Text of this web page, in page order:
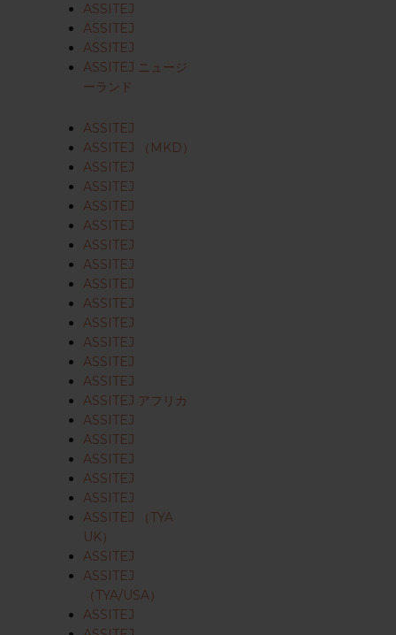
ASSITEJ
ASSITEJ
ASSITEJ
ASSITEJ ニュージ
ーランド
ASSITEJ
ASSITEJ （MKD）
ASSITEJ
ASSITEJ
ASSITEJ
ASSITEJ
ASSITEJ
ASSITEJ
ASSITEJ
ASSITEJ
ASSITEJ
ASSITEJ
ASSITEJ
ASSITEJ
ASSITEJ アフリカ
ASSITEJ
ASSITEJ
ASSITEJ
ASSITEJ
ASSITEJ
ASSITEJ （TYA
UK）
ASSITEJ
ASSITEJ
（TYA/USA）
ASSITEJ